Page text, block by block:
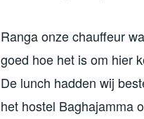
Ranga onze chauffeur
goed hoe het is om hier
De lunch hadden wij
het hostel Baghajamma